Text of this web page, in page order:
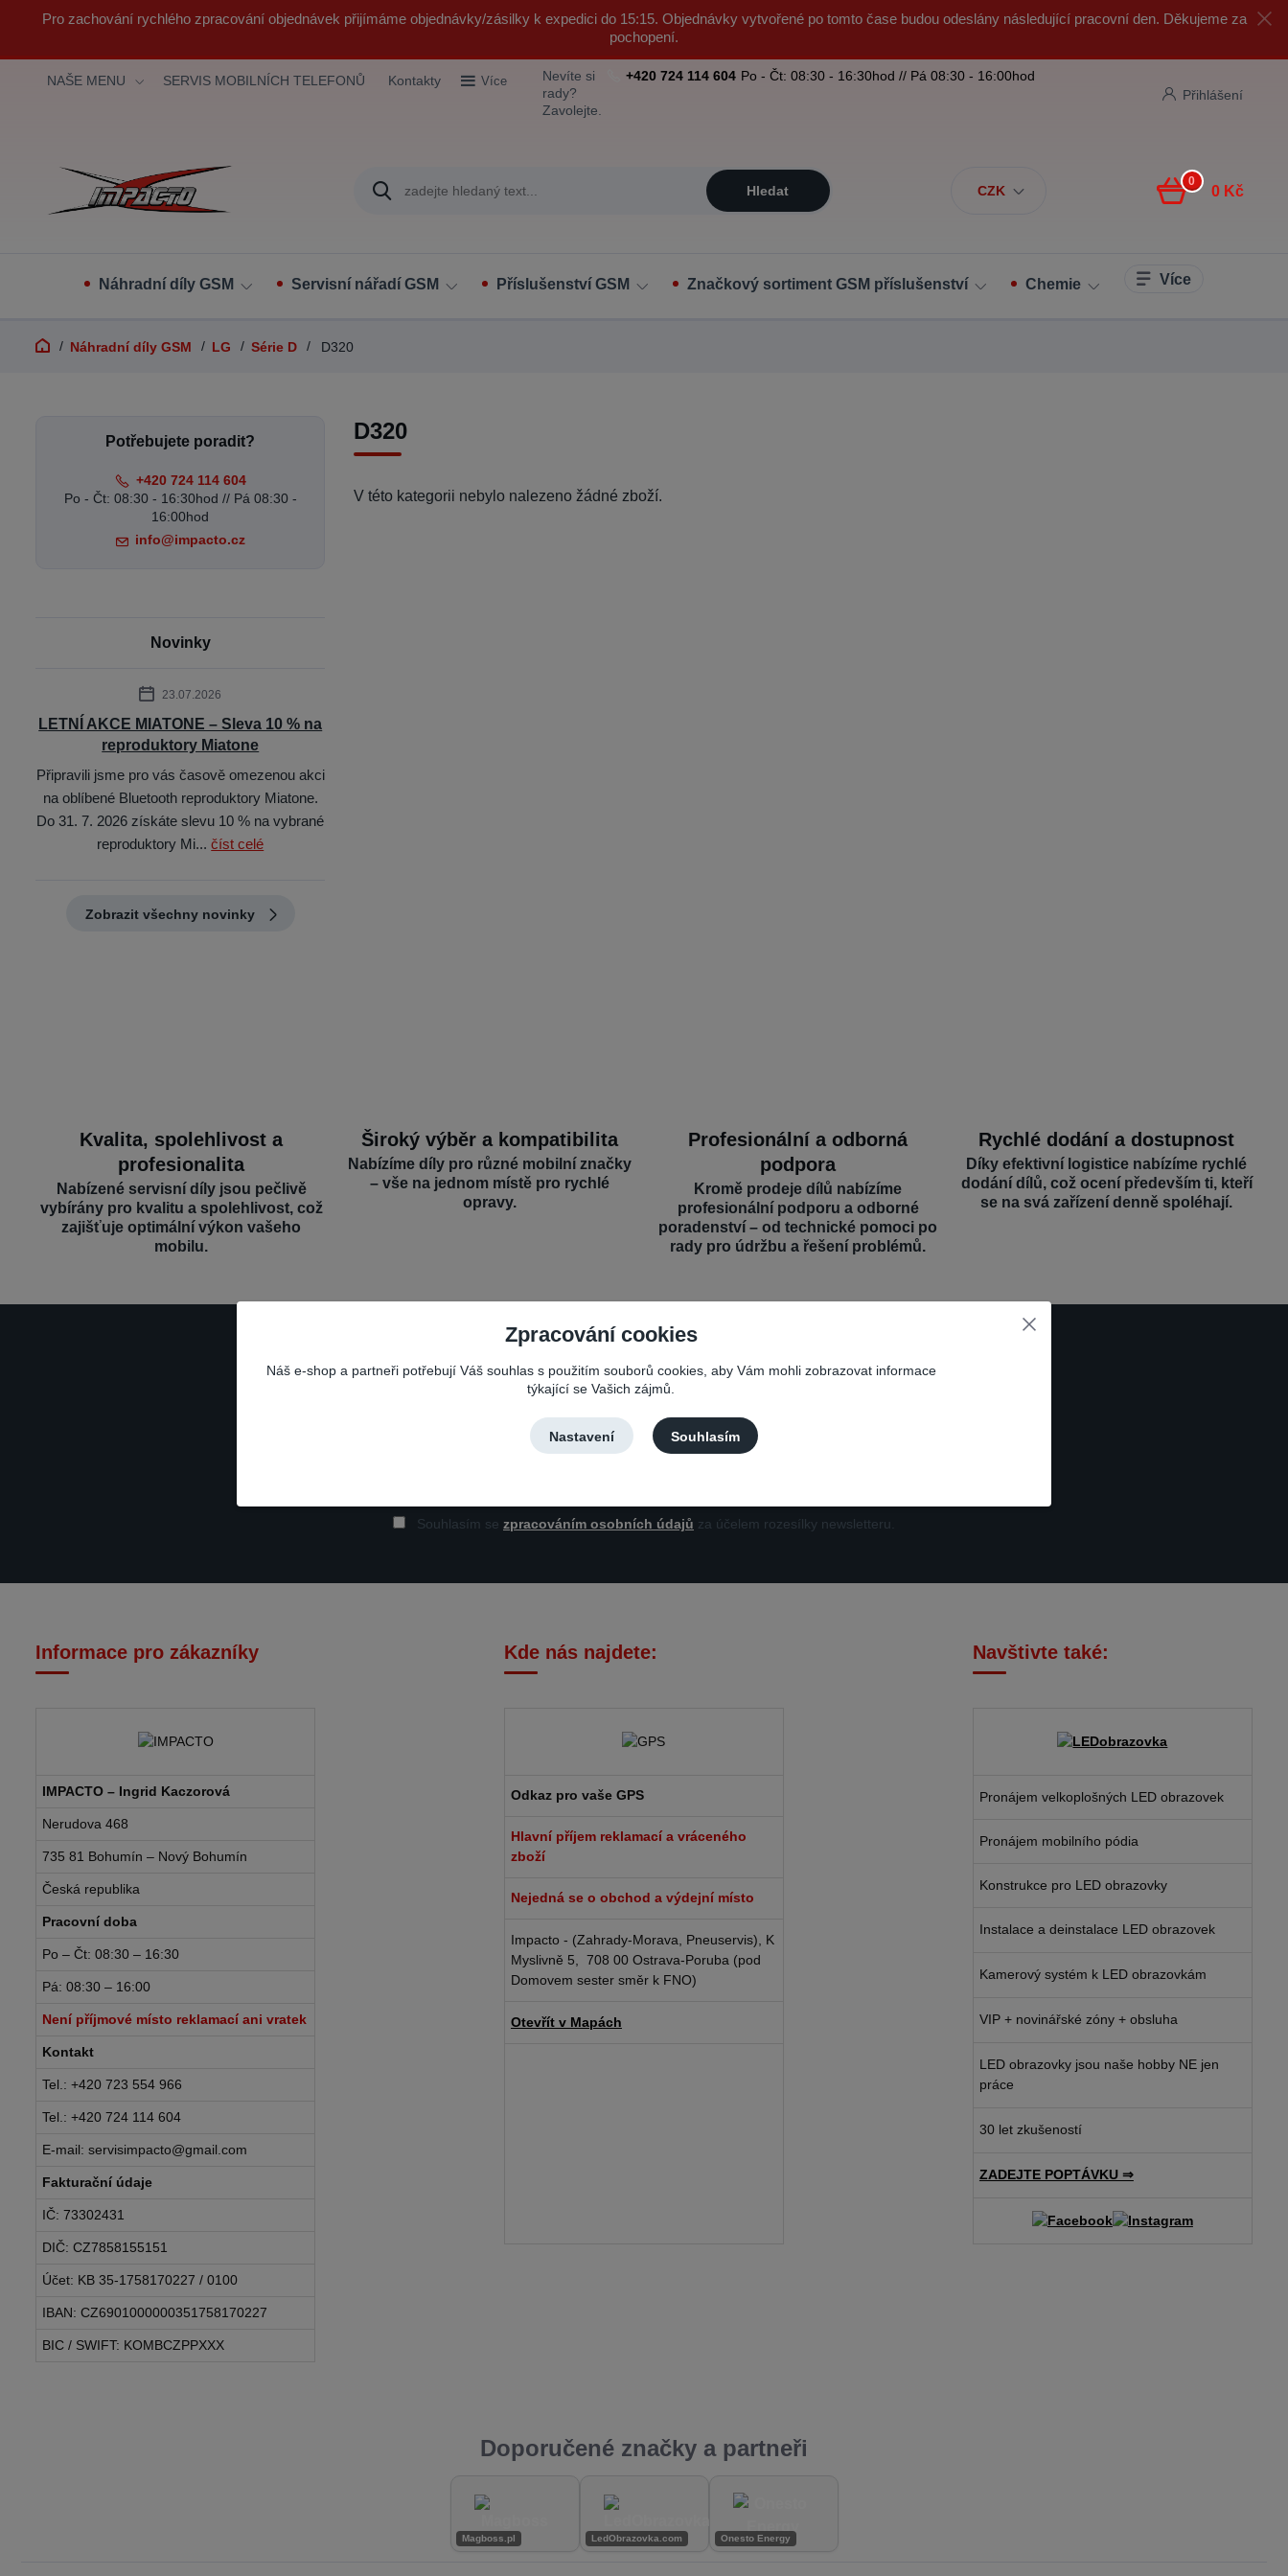
Pro zachování rychlého zpracování objednávek přijímáme objednávky/zásilky k expedici do 15:15. Objednávky vytvořené po tomto čase budou odeslány následující pracovní den. Děkujeme za
pochopení.
NAŠE MENU SERVIS MOBILNÍCH TELEFONŮ Kontakty Více
CZK
Přihlášení
Hledat
Nevíte si
rady?
Zavolejte.
+420 724 114 604 Po - Čt: 08:30 - 16:30hod // Pá 08:30 - 16:00hod
0
0 Kč
Náhradní díly GSM Servisní nářadí GSM Příslušenství GSM Značkový sortiment GSM příslušenství Chemie Více
Náhradní díly GSM LG Série D D320
D320
V této kategorii nebylo nalezeno žádné zboží.
Potřebujete poradit?
+420 724 114 604
Po - Čt: 08:30 - 16:30hod // Pá 08:30 -
16:00hod
info@impacto.cz
Novinky
23.07.2026
LETNÍ AKCE MIATONE – Sleva 10 % na
reproduktory Miatone
Připravili jsme pro vás časově omezenou akci
na oblíbené Bluetooth reproduktory Miatone.
Do 31. 7. 2026 získáte slevu 10 % na vybrané
reproduktory Mi...číst celé
Zobrazit všechny novinky
Kvalita, spolehlivost a
profesionalita
Nabízené servisní díly jsou pečlivě
vybírány pro kvalitu a spolehlivost, což
zajišťuje optimální výkon vašeho
mobilu.
Široký výběr a kompatibilita
Nabízíme díly pro různé mobilní značky
– vše na jednom místě pro rychlé
opravy.
Profesionální a odborná
podpora
Kromě prodeje dílů nabízíme
profesionální podporu a odborné
poradenství – od technické pomoci po
rady pro údržbu a řešení problémů.
Rychlé dodání a dostupnost
Díky efektivní logistice nabízíme rychlé
dodání dílů, což ocení především ti, kteří
se na svá zařízení denně spoléhají.
Nepropásněte novinky, akce a slevy!
Souhlasím se zpracováním osobních údajů za účelem rozesílky newsletteru.
Informace pro zákazníky
IMPACTO – Ingrid Kaczorová
Nerudova 468
735 81 Bohumín – Nový Bohumín
Česká republika
Pracovní doba
Po – Čt: 08:30 – 16:30
Pá: 08:30 – 16:00
Není příjmové místo reklamací ani vratek
Kontakt
Tel.: +420 723 554 966
Tel.: +420 724 114 604
E-mail: servisimpacto@gmail.com
Fakturační údaje
IČ: 73302431
DIČ: CZ7858155151
Účet: KB 35-1758170227 / 0100
IBAN: CZ6901000000351758170227
BIC / SWIFT: KOMBCZPPXXX
Kde nás najdete:
Odkaz pro vaše GPS
Hlavní příjem reklamací a vráceného
zboží
Nejedná se o obchod a výdejní místo
Impacto - (Zahrady-Morava, Pneuservis), K
Myslivně 5, 708 00 Ostrava-Poruba (pod
Domovem sester směr k FNO)
Otevřít v Mapách
Navštivte také:
Pronájem velkoplošných LED obrazovek
Pronájem mobilního pódia
Konstrukce pro LED obrazovky
Instalace a deinstalace LED obrazovek
Kamerový systém k LED obrazovkám
VIP + novinářské zóny + obsluha
LED obrazovky jsou naše hobby NE jen
práce
30 let zkušeností
ZADEJTE POPTÁVKU ⇒
Doporučené značky a partneři
Magboss.pl LedObrazovka.com Onesto Energy
Zpracování cookies
Náš e-shop a partneři potřebují Váš souhlas s použitím souborů cookies, aby Vám mohli zobrazovat informace
týkající se Vašich zájmů.
Nastavení Souhlasím